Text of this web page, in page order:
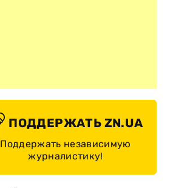
ПОДДЕРЖАТЬ ZN.UA
Поддержать независимую
журналистику!